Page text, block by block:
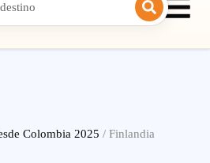
Colombia 2025 / Finlandia